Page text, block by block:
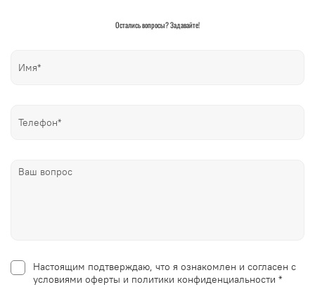
Остались вопросы? Задавайте!
Настоящим подтверждаю, что я ознакомлен и согласен с
условиями оферты и политики конфиденциальности *